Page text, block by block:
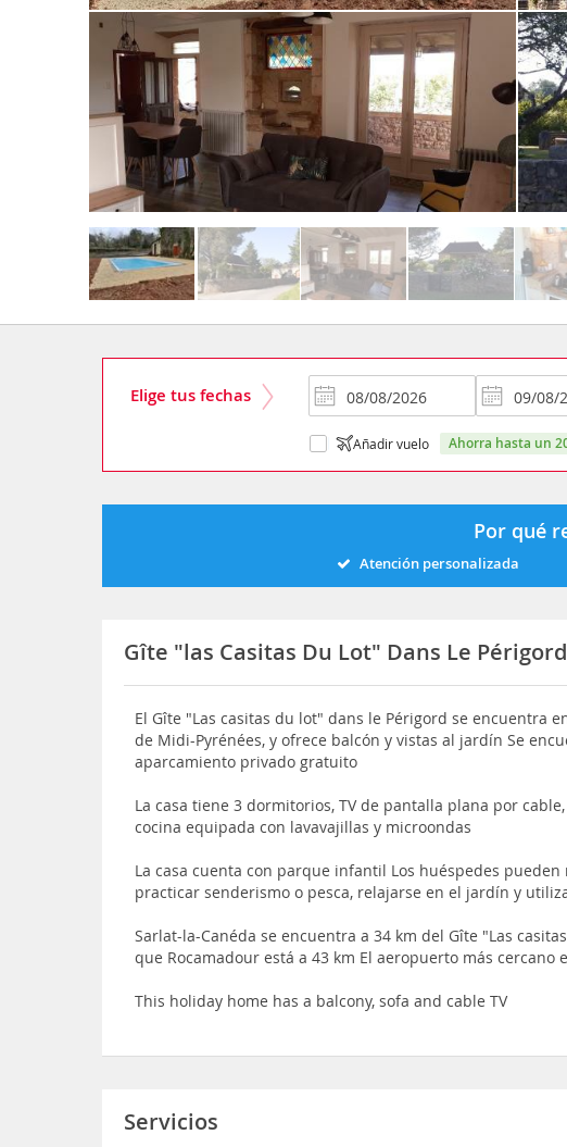
Elige tus fechas
Añadir vuelo ahorra hasta un
Por qué
Atención personalizada
Gîte "las Casitas Du Lot" Dans Le Périgord
El Gîte "Las casitas du lot" dans le Périgord se encuentra
de Midi-Pyrénées, y ofrece balcón y vistas al jardín Se
aparcamiento privado gratuito
La casa tiene 3 dormitorios, TV de pantalla plana por
cocina equipada con lavavajillas y microondas
La casa cuenta con parque infantil Los huéspedes
practicar senderismo o pesca, relajarse en el jardín y
Sarlat-la-Canéda se encuentra a 34 km del Gîte "Las
que Rocamadour está a 43 km El aeropuerto más cercano
This holiday home has a balcony, sofa and cable TV
Servicios